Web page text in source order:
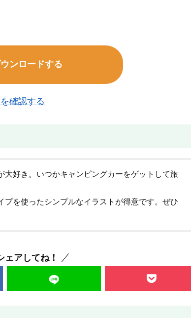
ンロードする
確認する
大好き。いつかキャンピングカーをゲットして旅
プを使ったシンプルなイラストが得意です。ぜひ
ェアしてね！